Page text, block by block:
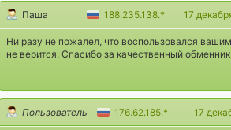
Паша 188.235.138.* 17
Ни разу не пожалел, что воспользовался
не верится. Спасибо за качественный
Пользователь 176.62.185.* 17